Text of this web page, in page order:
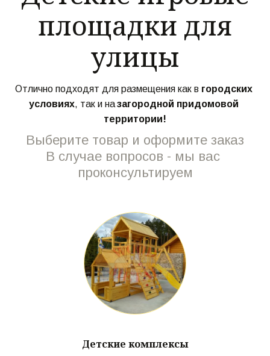
тюбингах.
Зимние горки для установки на
придомовых территориях и в
коттеджных поселках.
площадки для
улицы
Отлично подходят для размещения как в городских
условиях, так и на загородной придомовой
территории!
Выберите товар и оформите заказ
В случае вопросов - мы вас
проконсультируем
Детские комплексы